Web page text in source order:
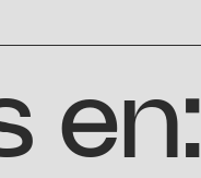
en: